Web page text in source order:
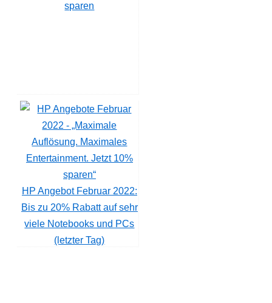
sparen
HP Angebot Februar 2022:
Bis zu 20% Rabatt auf sehr
viele Notebooks und PCs
(letzter Tag)